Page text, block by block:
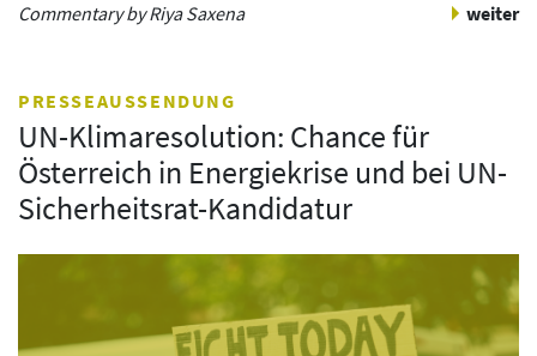
Commentary by Riya Saxena
weiter
PRESSEAUSSENDUNG
UN-Klimaresolution: Chance für
Österreich in Energiekrise und bei UN-
Sicherheitsrat-Kandidatur